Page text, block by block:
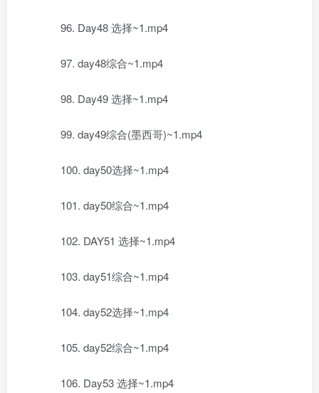
96. Day48 选择~1.mp4
97. day48综合~1.mp4
98. Day49 选择~1.mp4
99. day49综合(墨西哥)~1.mp4
100. day50选择~1.mp4
101. day50综合~1.mp4
102. DAY51 选择~1.mp4
103. day51综合~1.mp4
104. day52选择~1.mp4
105. day52综合~1.mp4
106. Day53 选择~1.mp4